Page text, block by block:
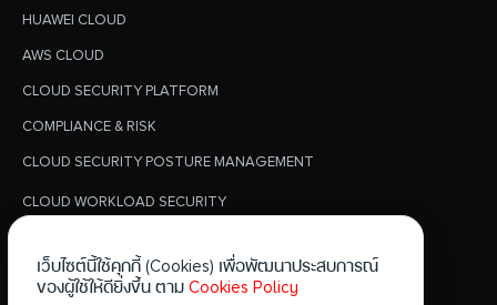
HUAWEI CLOUD
AWS CLOUD
CLOUD SECURITY PLATFORM
COMPLIANCE & RISK
CLOUD SECURITY POSTURE MANAGEMENT
CLOUD WORKLOAD SECURITY
นโยบายความเป็นส่วนตัว
ข่าว & บทความ
เว็บไซต์นี้ใช้คุกกี้ (Cookies) เพื่อพัฒนาประสบการณ์
ของผู้ใช้ให้ดียิ่งขึ้น ตาม Cookies Policy